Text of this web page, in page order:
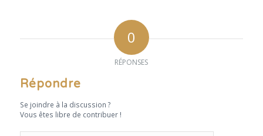
0
RÉPONSES
Répondre
Se joindre à la discussion ?
Vous êtes libre de contribuer !